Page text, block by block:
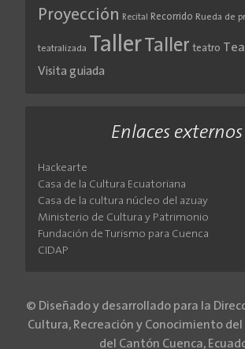
Proyección Recital Recorrido Rueda de
teatralizada TallerTaller teatro
Visita guiada
Enlaces externos
Hackearte
Casa de la Cultura Ecuatoriana
Casa de la cultura núcleo del azuay
Ministerio de Cultura y Patrimonio
Fundación de Turismo para Cuenca
CIDAP
© Diseñado y desarrollado para la
Cultura, Recreación y Conocimiento del
del Cantón Cuenca,